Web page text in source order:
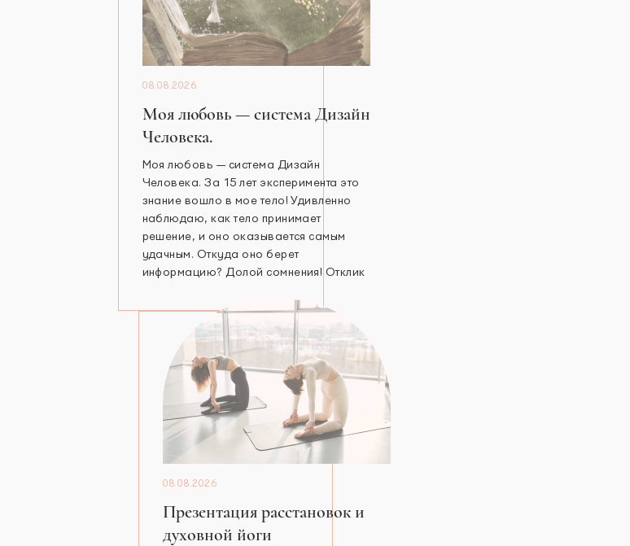
08.08.2026
Моя любовь — система Дизайн
Человека.
Моя любовь — система Дизайн
Человека. За 15 лет эксперимента это
знание вошло в мое тело! Удивленно
наблюдаю, как тело принимает
решение, и оно оказывается самым
удачным. Откуда оно берет
информацию? Долой сомнения! Отклик
эмоциональный Генератор 6/2, сошла с
крыши 4 года назад. С любовью,
директор …
08.08.2026
Презентация расстановок и
духовной йоги